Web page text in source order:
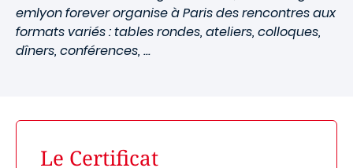
emlyon forever organise à Paris des rencontres aux
formats variés : tables rondes, ateliers, colloques,
dîners, conférences, ...
Le Certificat